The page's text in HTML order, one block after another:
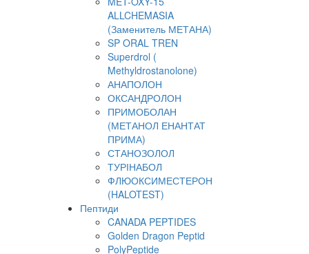
ALLCHEMASIA
(Заменитель МЕТАНА)
SP ORAL TREN
Superdrol (
Methyldrostanolone)
АНАПОЛОН
ОКСАНДРОЛОН
ПРИМОБОЛАН
(МЕТАНОЛ ЕНАНТАТ
ПРИМА)
СТАНОЗОЛОЛ
ТУРІНАБОЛ
ФЛЮОКСИМЕСТЕРОН
(HALOTEST)
Пептиди
CANADA PEPTIDES
Golden Dragon Peptid
PolyPeptide